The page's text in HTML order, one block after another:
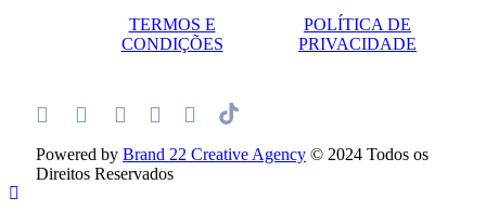
TERMOS E
CONDIÇÕES
POLÍTICA DE
PRIVACIDADE
Powered by Brand 22 Creative Agency © 2024 Todos os
Direitos Reservados